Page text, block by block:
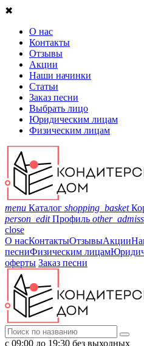
✖
О нас
Контакты
Отзывы
Акции
Наши начинки
Статьи
Заказ песни
Выбрать лицо
Юридическим лицам
Физическим лицам
menu Каталог shopping_basket
person_edit Профиль
close
О насКонтактыОтзывыАкции
песниФизическим лицам
оферты Заказ песни
с 09:00 до 19:30 без выходных